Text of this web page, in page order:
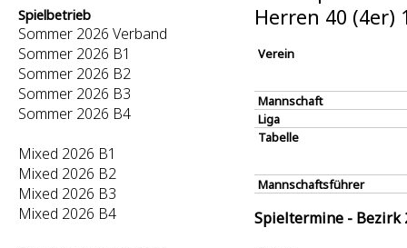
Spielbetrieb
Sommer 2026 Verband
Sommer 2026 B1
Sommer 2026 B2
Sommer 2026 B3
Sommer 2026 B4
Mixed 2026 B1
Mixed 2026 B2
Mixed 2026 B3
Mixed 2026 B4
Herren 40 (4er)
Verein
Mannschaft
Liga
Tabelle
Mannschaftsführer
Spieltermine - Bezirk